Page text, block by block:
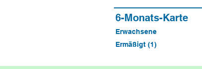
6-Monats-Karte
Erwachsene
Ermäßigt (1)